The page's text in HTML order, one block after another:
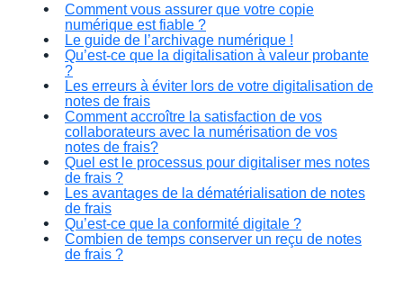
Comment vous assurer que votre copie
numérique est fiable ?
Le guide de l’archivage numérique !
Qu’est-ce que la digitalisation à valeur probante
?
Les erreurs à éviter lors de votre digitalisation de
notes de frais
Comment accroître la satisfaction de vos
collaborateurs avec la numérisation de vos
notes de frais?
Quel est le processus pour digitaliser mes notes
de frais ?
Les avantages de la dématérialisation de notes
de frais
Qu’est-ce que la conformité digitale ?
Combien de temps conserver un reçu de notes
de frais ?